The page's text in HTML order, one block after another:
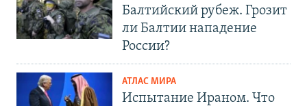
Балтийский рубеж. Грозит
ли Балтии нападение
России?
АТЛАС МИРА
Испытание Ираном. Что